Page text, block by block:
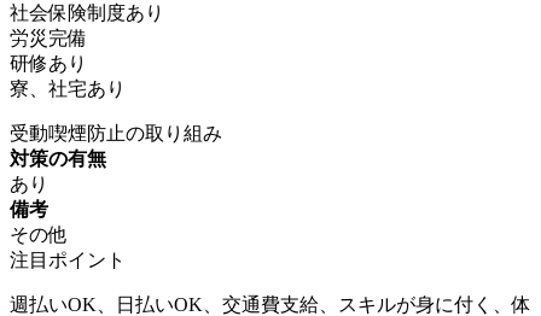
社会保険制度あり
労災完備
研修あり
寮、社宅あり
受動喫煙防止の取り組み
対策の有無
あり
備考
その他
注目ポイント
週払いOK、日払いOK、交通費支給、スキルが身に付く、体